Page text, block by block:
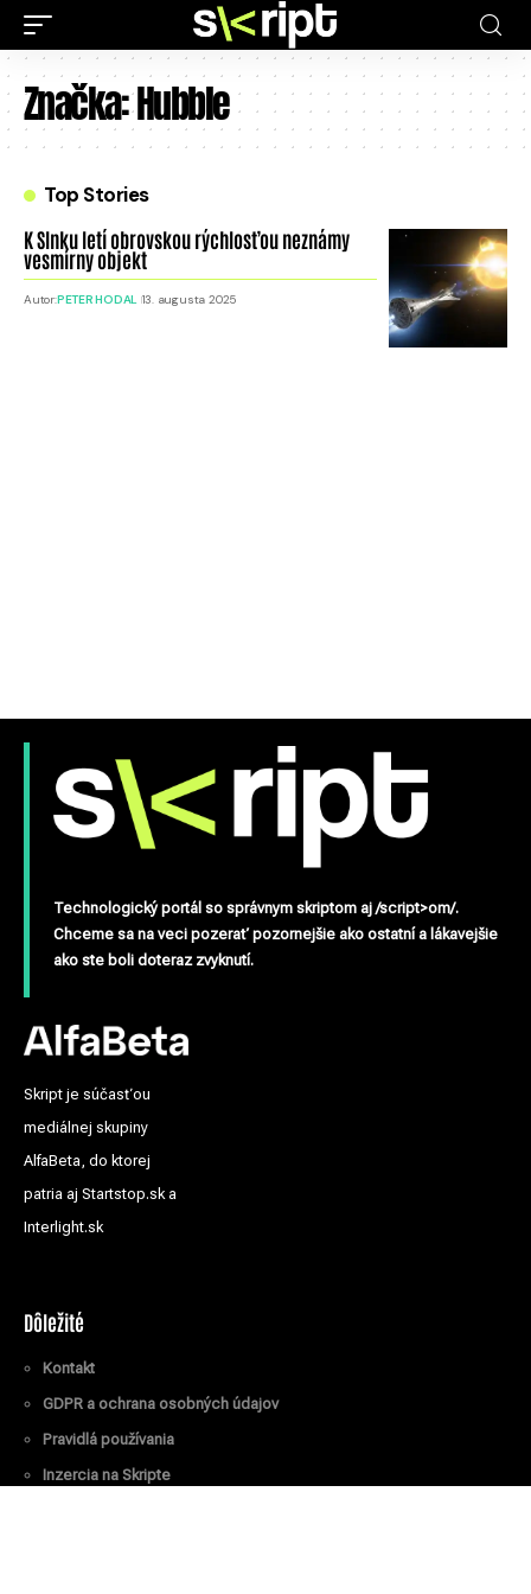
Značka:Hubble
Top Stories
K Slnku letí obrovskou rýchlosťou neznámy
vesmírny objekt
Autor:PETER HODAL 13. augusta 2025
Technologický portál so správnym skriptom aj /script>om/.
Chceme sa na veci pozerať pozornejšie ako ostatní a lákavejšie
ako ste boli doteraz zvyknutí.
Skript je súčasťou
mediálnej skupiny
AlfaBeta, do ktorej
patria aj Startstop.sk a
Interlight.sk
Dôležité
Kontakt
GDPR a ochrana osobných údajov
Pravidlá používania
Inzercia na Skripte